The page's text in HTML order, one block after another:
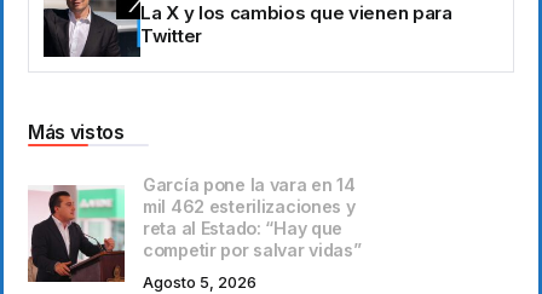
La X y los cambios que vienen para
Twitter
Más vistos
García pone la vara en 14
mil 462 esterilizaciones y
reta al Estado: “Hay que
competir por salvar vidas”
Agosto 5, 2026